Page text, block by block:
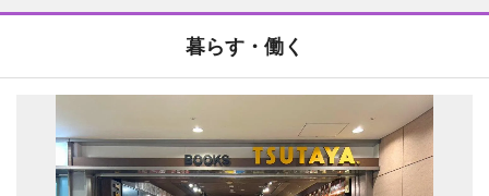
暮らす・働く